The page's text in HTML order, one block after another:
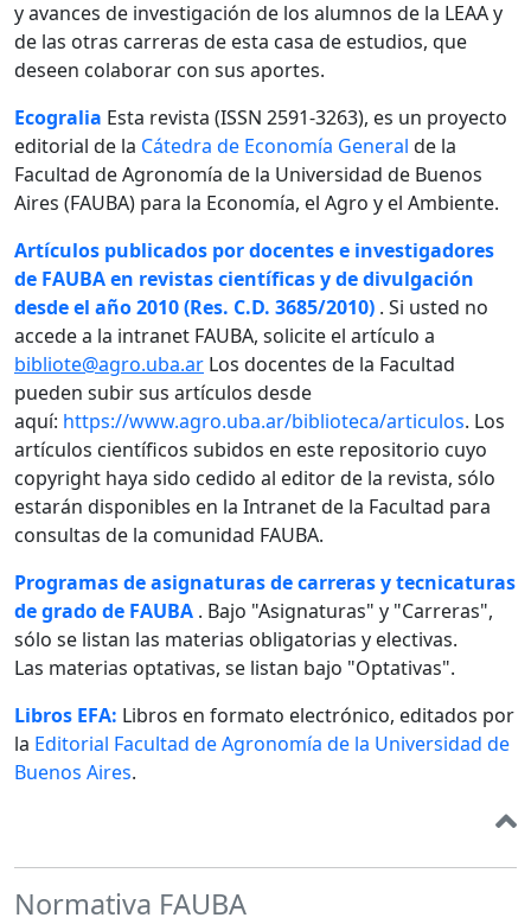
y avances de investigación de los alumnos de la LEAA y
de las otras carreras de esta casa de estudios, que
deseen colaborar con sus aportes.
Ecogralia Esta revista (ISSN 2591-3263), es un proyecto
editorial de la Cátedra de Economía General de la
Facultad de Agronomía de la Universidad de Buenos
Aires (FAUBA) para la Economía, el Agro y el Ambiente.
Artículos publicados por docentes e investigadores
de FAUBA en revistas científicas y de divulgación
desde el año 2010 (Res. C.D. 3685/2010) . Si usted no
accede a la intranet FAUBA, solicite el artículo a
bibliote@agro.uba.ar Los docentes de la Facultad
pueden subir sus artículos desde
aquí: https://www.agro.uba.ar/biblioteca/articulos. Los
artículos científicos subidos en este repositorio cuyo
copyright haya sido cedido al editor de la revista, sólo
estarán disponibles en la Intranet de la Facultad para
consultas de la comunidad FAUBA.
Programas de asignaturas de carreras y tecnicaturas
de grado de FAUBA . Bajo "Asignaturas" y "Carreras",
sólo se listan las materias obligatorias y electivas.
Las materias optativas, se listan bajo "Optativas".
Libros EFA: Libros en formato electrónico, editados por
la Editorial Facultad de Agronomía de la Universidad de
Buenos Aires.
Normativa FAUBA